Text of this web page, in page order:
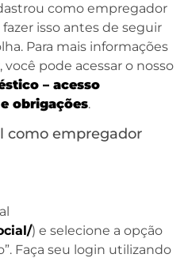
como empregador
isso antes de seguir
Para mais informações
pode acessar o nosso
– acesso
obrigações.
como empregador
) e selecione a opção
Faça seu login utilizando